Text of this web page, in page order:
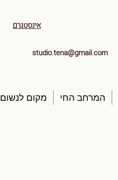
אינסטגרם
studio.tena@gmail.com
המרחב החי מקום לנשום